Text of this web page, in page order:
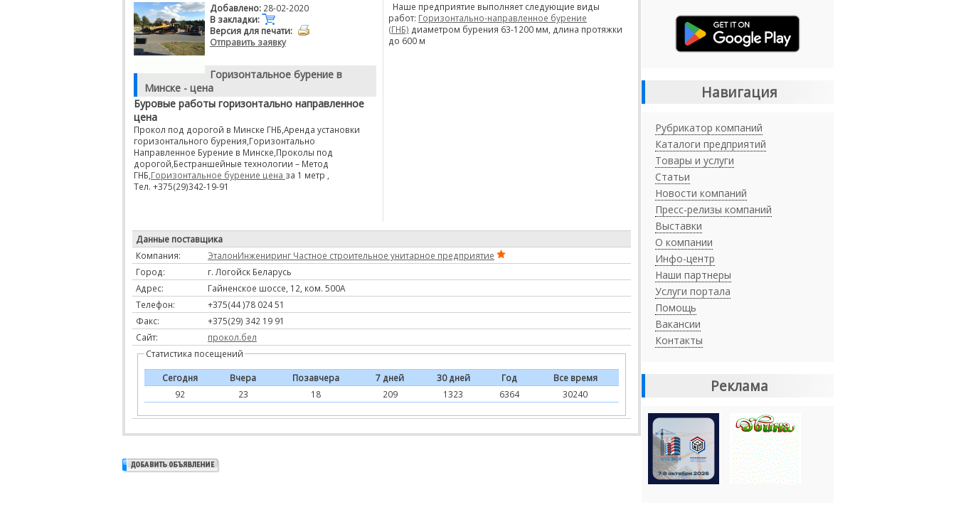
Добавлено: 28-02-2020
В закладки:
Версия для печати:
Отправить заявку
Горизонтальное бурение в
Минске - цена
Буровые работы горизонтально направленное
цена
Прокол под дорогой в Минске ГНБ,Аренда установки
горизонтального бурения,Горизонтально
Направленное Бурение в Минске,Проколы под
дорогой,Бестраншейные технологии – Метод
ГНБ, Горизонтальное бурение цена за 1 метр ,
Тел. +375(29)342-19-91
Наше предприятие выполняет следующие виды
работ: Горизонтально-направленное бурение
(ГНБ) диаметром бурения 63-1200 мм, длина протяжки
до 600 м
Данные поставщика
Компания:
ЭталонИнжениринг Частное строительное унитарное предприятие
Город:
г. Логойск Беларусь
Адрес:
Гайненское шоссе, 12, ком. 500А
Телефон:
+375(44 )78 024 51
Факс:
+375(29) 342 19 91
Сайт:
прокол.бел
Статистика посещений
Сегодня Вчера Позавчера 7 дней 30 дней Год
Все время
92
23 18 209 1323 6364 30240
Навигация
Рубрикатор компаний
Каталоги предприятий
Товары и услуги
Статьи
Новости компаний
Пресс-релизы компаний
Выставки
О компании
Инфо-центр
Наши партнеры
Услуги портала
Помощь
Вакансии
Контакты
Реклама